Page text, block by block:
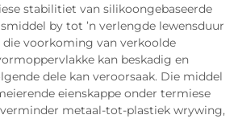
stabilitiet van silikoongebaseerde
by tot ’n verlengde lewensduur
voorkoming van verkoolde
kan beskadig en
dele kan veroorsaak. Die middel
eienskappe onder termiese
metaal-tot-plastiek wrywing,